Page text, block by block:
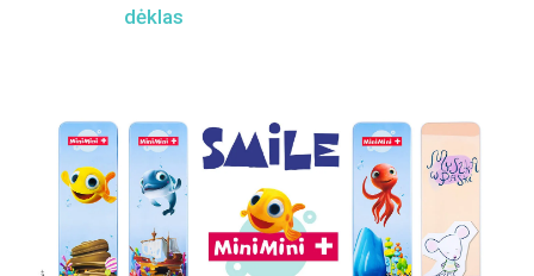
dėklas